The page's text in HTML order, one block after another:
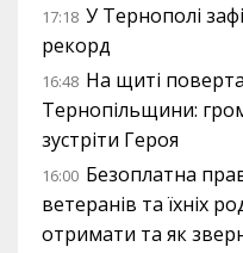
17:18 У Тернополі
рекорд
16:48 На щиті
Тернопільщини:
зустріти Героя
16:00 Безоплатна
ветеранів та їхніх
отримати та як